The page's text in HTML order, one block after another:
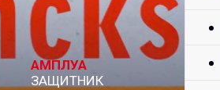
АМПЛУА
ЗАЩИТНИК